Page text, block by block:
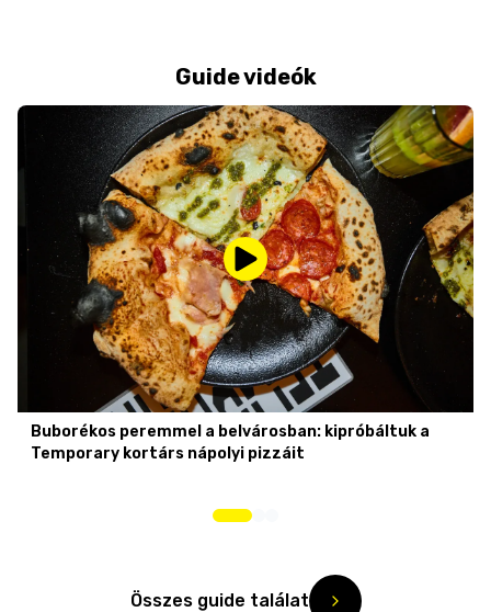
Guide videók
Buborékos peremmel a belvárosban: kipróbáltuk a
Temporary kortárs nápolyi pizzáit
Összes guide találat